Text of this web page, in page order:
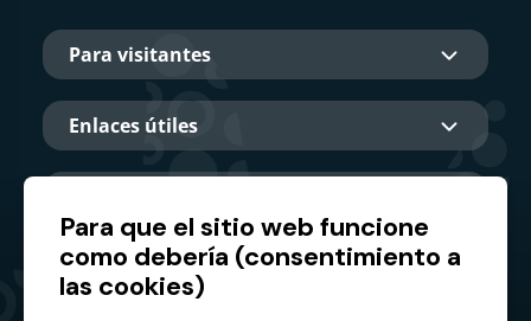
Para visitantes
Enlaces útiles
Socio principal
Para que el sitio web funcione
como debería (consentimiento a
las cookies)